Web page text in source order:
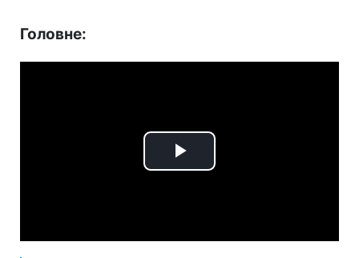
Головне:
Play